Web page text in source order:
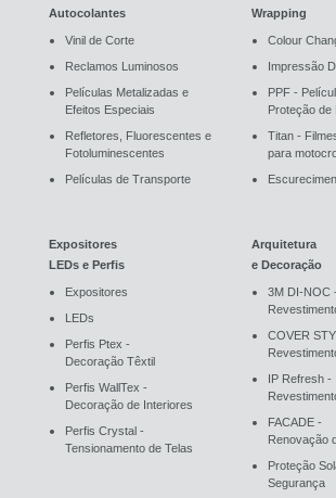
Autocolantes
Vinil de Corte
Reclamos Luminosos
Películas Metalizadas e
Efeitos Especiais
Refletores, Fluorescentes e
Fotoluminescentes
Películas de Transporte
Wrapping
Colour
Impressão
PPF -
Proteção de
Titan -
para
Expositores
LEDs e Perfis
Expositores
LEDs
Perfis Ptex -
Decoração Têxtil
Perfis WallTex -
Decoração de Interiores
Perfis Crystal -
Tensionamento de Telas
Arquitetura
e Decoração
3M DI-NOC -
COVER
IP Refresh -
FACADE -
Renovação
Proteção
Segurança